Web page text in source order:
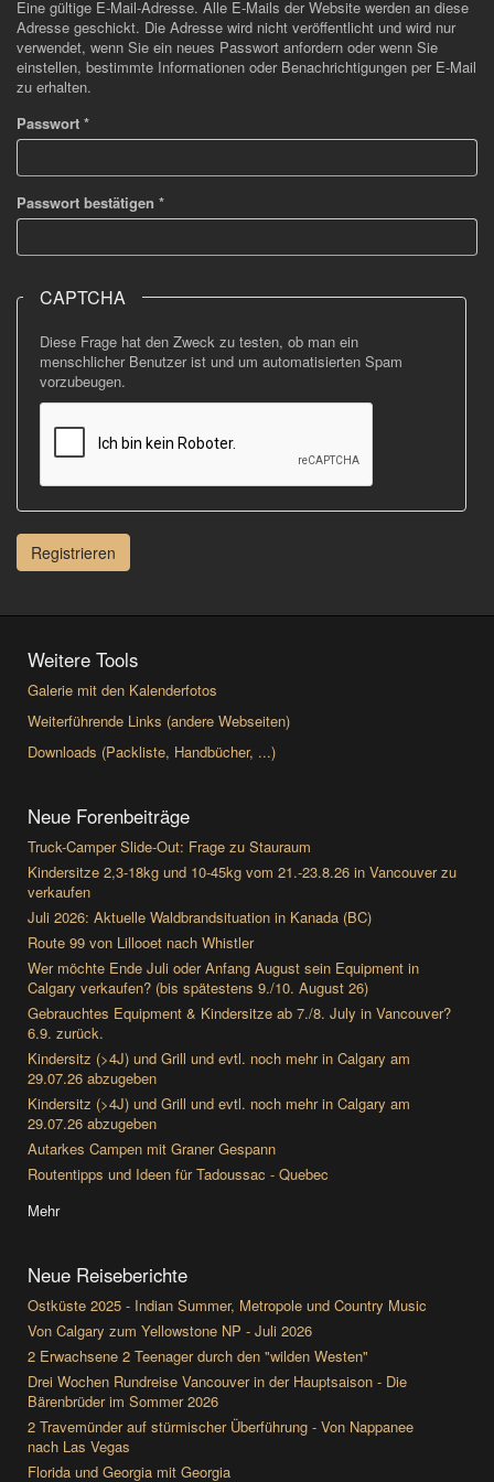
Eine gültige E-Mail-Adresse. Alle E-Mails der Website werden an diese
Adresse geschickt. Die Adresse wird nicht veröffentlicht und wird nur
verwendet, wenn Sie ein neues Passwort anfordern oder wenn Sie
einstellen, bestimmte Informationen oder Benachrichtigungen per E-Mail
zu erhalten.
Passwort *
Passwort bestätigen *
CAPTCHA
Diese Frage hat den Zweck zu testen, ob man ein
menschlicher Benutzer ist und um automatisierten Spam
vorzubeugen.
Registrieren
Weitere Tools
Galerie mit den Kalenderfotos
Weiterführende Links (andere Webseiten)
Downloads (Packliste, Handbücher, ...)
Neue Forenbeiträge
Truck-Camper Slide-Out: Frage zu Stauraum
Kindersitze 2,3-18kg und 10-45kg vom 21.-23.8.26 in Vancouver zu
verkaufen
Juli 2026: Aktuelle Waldbrandsituation in Kanada (BC)
Route 99 von Lillooet nach Whistler
Wer möchte Ende Juli oder Anfang August sein Equipment in
Calgary verkaufen? (bis spätestens 9./10. August 26)
Gebrauchtes Equipment & Kindersitze ab 7./8. July in Vancouver?
6.9. zurück.
Kindersitz (>4J) und Grill und evtl. noch mehr in Calgary am
29.07.26 abzugeben
Kindersitz (>4J) und Grill und evtl. noch mehr in Calgary am
29.07.26 abzugeben
Autarkes Campen mit Graner Gespann
Routentipps und Ideen für Tadoussac - Quebec
Mehr
Neue Reiseberichte
Ostküste 2025 - Indian Summer, Metropole und Country Music
Von Calgary zum Yellowstone NP - Juli 2026
2 Erwachsene 2 Teenager durch den "wilden Westen"
Drei Wochen Rundreise Vancouver in der Hauptsaison - Die
Bärenbrüder im Sommer 2026
2 Travemünder auf stürmischer Überführung - Von Nappanee
nach Las Vegas
Florida und Georgia mit Georgia